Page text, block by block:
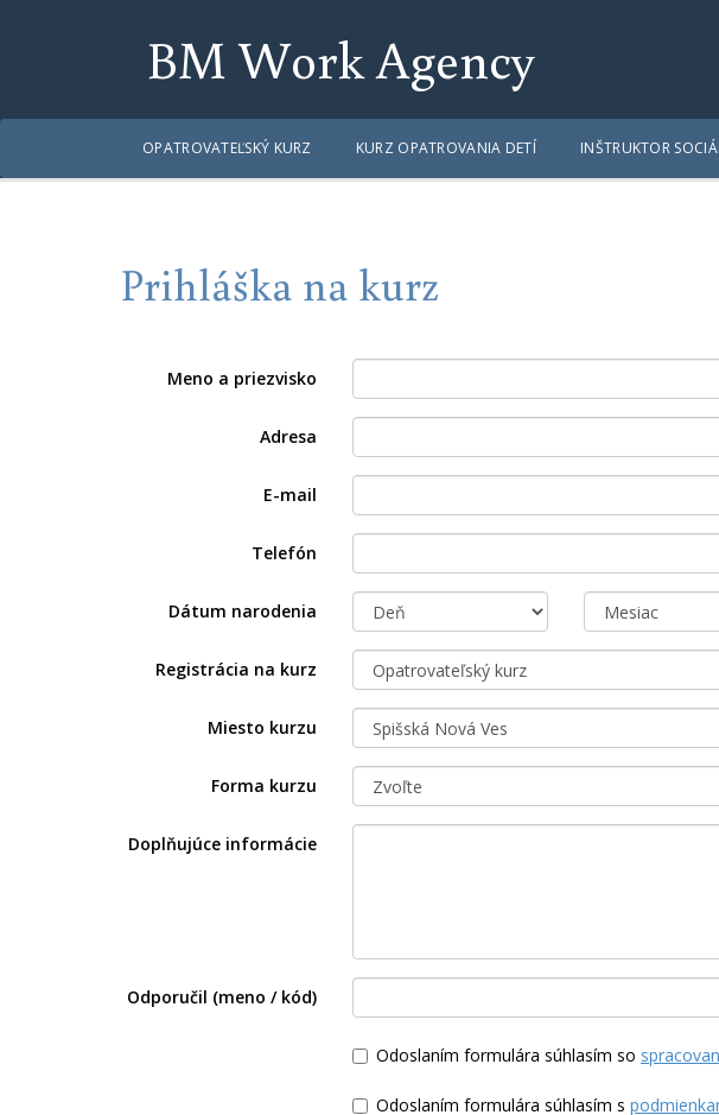
BM Work Agency
OPATROVATEĽSKÝ KURZ KURZ OPATROVANIA DETÍ INŠTRUKTOR
Prihláška na kurz
Meno a priezvisko
Adresa
E-mail
Telefón
Dátum narodenia
Registrácia na kurz
Miesto kurzu
Forma kurzu
Doplňujúce informácie
Odporučil (meno / kód)
Odoslaním formulára súhlasím so
Odoslaním formulára súhlasím s